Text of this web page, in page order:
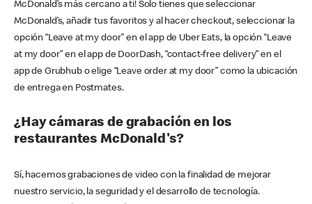
McDonald’s más cercano a ti! Solo tienes que seleccionar
McDonald’s, añadir tus favoritos y al hacer checkout, seleccionar la
opción “Leave at my door” en el app de Uber Eats, la opción “Leave
at my door” en el app de DoorDash, “contact-free delivery” en el
app de Grubhub o elige “Leave order at my door” como la ubicación
de entrega en Postmates.
¿Hay cámaras de grabación en los
restaurantes McDonald's?
Sí, hacemos grabaciones de video con la finalidad de mejorar
nuestro servicio, la seguridad y el desarrollo de tecnología.